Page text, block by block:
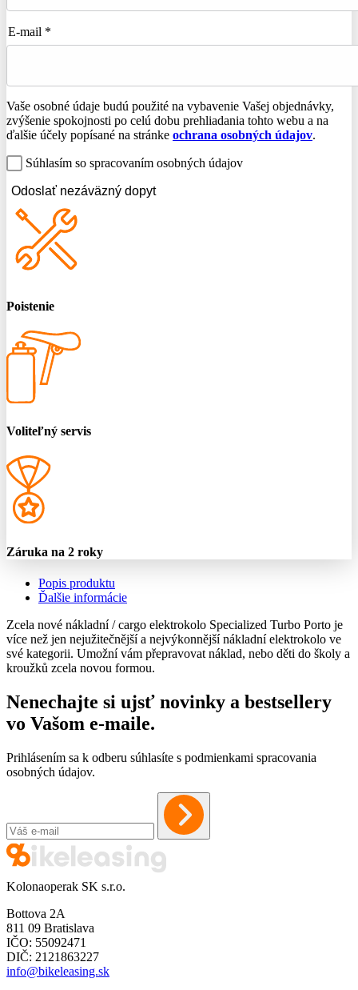
E-mail *
Vaše osobné údaje budú použité na vybavenie Vašej objednávky,
zvýšenie spokojnosti po celú dobu prehliadania tohto webu a na
ďalšie účely popísané na stránke ochrana osobných údajov.
Súhlasím so spracovaním osobných údajov
Odoslať nezáväzný dopyt
Poistenie
Voliteľný servis
Záruka na 2 roky
Popis produktu
Ďalšie informácie
Zcela nové nákladní / cargo elektrokolo Specialized Turbo Porto je
více než jen nejužitečnější a nejvýkonnější nákladní elektrokolo ve
své kategorii. Umožní vám přepravovat náklad, nebo děti do školy a
kroužků zcela novou formou.
Nenechajte si ujsť novinky a bestsellery
vo Vašom e-maile.
Prihlásením sa k odberu súhlasíte s podmienkami spracovania
osobných údajov.
Kolonaoperak SK s.r.o.
Bottova 2A
811 09 Bratislava
IČO: 55092471
DIČ: 2121863227
info@bikeleasing.sk